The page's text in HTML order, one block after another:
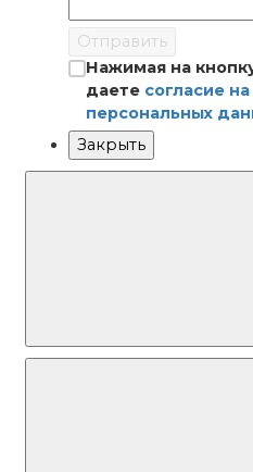
Отправить
Нажимая на
даете согласие
персональных
Закрыть